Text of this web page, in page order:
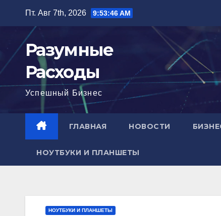
содержимому
Пт. Авг 7th, 2026 9:53:47 AM
Разумные
Расходы
Успешный Бизнес
ГЛАВНАЯ НОВОСТИ
НОУТБУКИ И ПЛАНШЕТЫ
НОУТБУКИ И ПЛАНШЕТЫ